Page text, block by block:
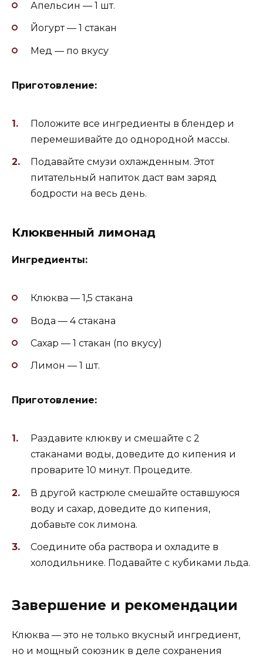
Апельсин — 1 шт.
Йогурт — 1 стакан
Мед — по вкусу
Приготовление:
Положите все ингредиенты в блендер и
перемешивайте до однородной массы.
Подавайте смузи охлажденным. Этот
питательный напиток даст вам заряд
бодрости на весь день.
Клюквенный лимонад
Ингредиенты:
Клюква — 1,5 стакана
Вода — 4 стакана
Сахар — 1 стакан (по вкусу)
Лимон — 1 шт.
Приготовление:
Раздавите клюкву и смешайте с 2
стаканами воды, доведите до кипения и
проварите 10 минут. Процедите.
В другой кастрюле смешайте оставшуюся
воду и сахар, доведите до кипения,
добавьте сок лимона.
Соедините оба раствора и охладите в
холодильнике. Подавайте с кубиками льда.
Завершение и рекомендации
Клюква — это не только вкусный ингредиент,
но и мощный союзник в деле сохранения